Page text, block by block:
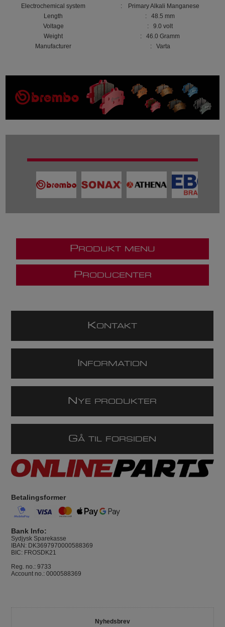
Electrochemical system
: Primary Alkali Manganese
Length
: 48.5 mm
Voltage
: 9.0 volt
Weight
: 46.0 Gramm
Manufacturer
: Varta
P RODUKT MENU
P RODUCENTER
KONTAKT
NFORMATION
N YE PRODUKTER
GÅ TIL FORSIDEN
Betalingsformer
Bank Info:
Sydjysk Sparekasse
IBAN: DK3697970000588369
BIC: FROSDK21
Reg. no.: 9733
Account no.: 0000588369
Nyhedsbrev